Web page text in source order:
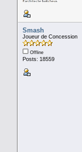
Smash
Joueur de Concession
Offline
Posts: 18559